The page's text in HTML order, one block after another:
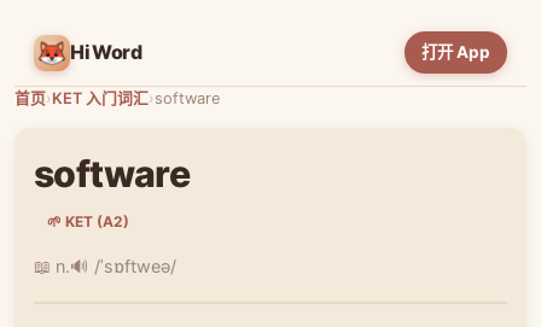
HiWord 打开 App
首页›KET 入门词汇›software
software
🌱 KET (A2)
📖 n.🔊 /ˈsɒftweə/